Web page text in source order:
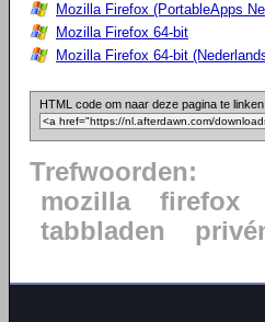
Mozilla Firefox (PortableApps
Mozilla Firefox 64-bit
Mozilla Firefox 64-bit
HTML code om naar deze pagina te linken:
Trefwoorden:
mozilla
firefox
tabbladen